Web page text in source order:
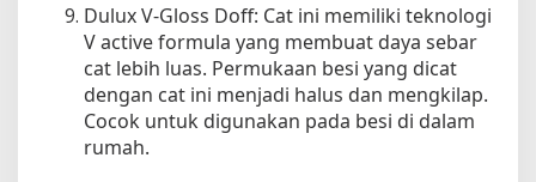
Dulux V-Gloss Doff: Cat ini memiliki teknologi
V active formula yang membuat daya sebar
cat lebih luas. Permukaan besi yang dicat
dengan cat ini menjadi halus dan mengkilap.
Cocok untuk digunakan pada besi di dalam
rumah.